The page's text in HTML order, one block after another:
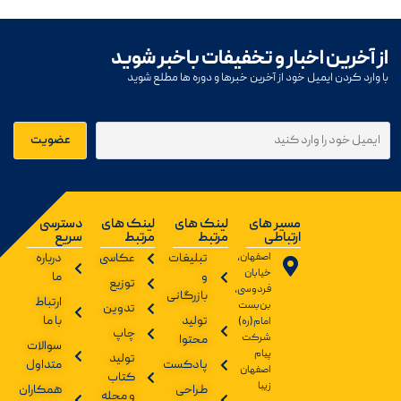
از آخرین اخبار و تخفیفات باخبر شوید
با وارد کردن ایمیل خود از آخرین خبرها و دوره ها مطلع شوید
مسیر های
ارتباطی
اصفهان،
خیابان
فردوسی،
بن‌بست
امام(ره)
شرکت
پیام
اصفهان
زیبا
لینک های
مرتبط
تبلیغات
و
بازرگانی
تولید
محتوا
پادکست
طراحی
لینک های
مرتبط
عکاسی
توزیع
تدوین
چاپ
تولید
کتاب
و مجله
دسترسی
سریع
درباره
ما
ارتباط
با ما
سوالات
متداول
همکاران